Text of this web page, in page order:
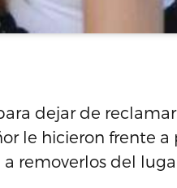
dejar de
le hicieron frente
removerlos del